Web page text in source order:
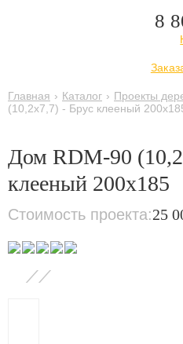
8
Главная › Каталог › Проекты
(10,2x7,7) - Брус клееный
Дом RDM-90
клееный 200x185
Стоимость проекта:25
‹